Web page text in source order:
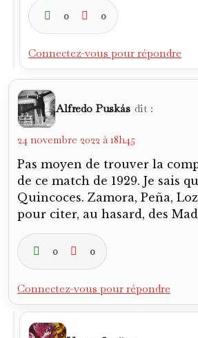
0 0
Connectez-vous pour répondre
Alfredo Puskás dit :
24 novembre 2022 à 18h45
Pas moyen de trouver la
de ce match de 1929. Je sais
Quincoces. Zamora, Peña,
pour citer, au hasard, des
0 0
Connectez-vous pour répondre